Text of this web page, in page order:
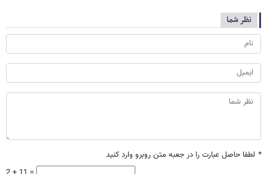
نظر شما
* لطفا حاصل عبارت را در جعبه متن روبرو وارد کنید